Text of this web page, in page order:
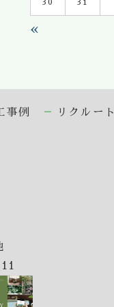
30 31
«
事例 リクルート